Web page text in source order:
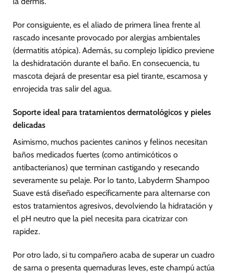
Por consiguiente, es el aliado de primera línea frente al
rascado incesante provocado por alergias ambientales
(dermatitis atópica). Además, su complejo lipídico previene
la deshidratación durante el baño. En consecuencia, tu
mascota dejará de presentar esa piel tirante, escamosa y
enrojecida tras salir del agua.
Soporte ideal para tratamientos dermatológicos y pieles
delicadas
Asimismo, muchos pacientes caninos y felinos necesitan
baños medicados fuertes (como antimicóticos o
antibacterianos) que terminan castigando y resecando
severamente su pelaje. Por lo tanto, Labyderm Shampoo
Suave está diseñado específicamente para alternarse con
estos tratamientos agresivos, devolviendo la hidratación y
el pH neutro que la piel necesita para cicatrizar con
rapidez.
Por otro lado, si tu compañero acaba de superar un cuadro
de sarna o presenta quemaduras leves, este champú actúa